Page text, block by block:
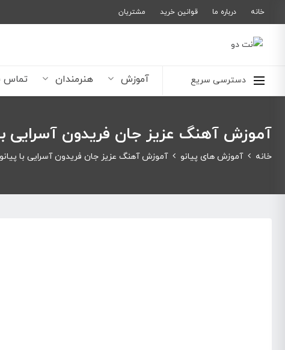
خانه درباره ما قوانین خرید مشتریان
دسترسی سریع آموزش هنرمندان تماس
آموزش آهنگ عزیز جان فریدون آسرایی
خانه آموزش های پیانو آموزش آهنگ عزیز جان فریدون آسرایی با پیانو